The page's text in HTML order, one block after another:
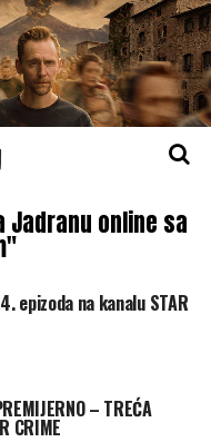
Jadranu online sa
epizoda na kanalu STAR
– TREĆA
CRIME